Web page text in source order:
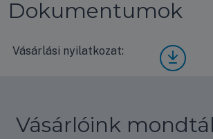
Dokumentumok
Vásárlási nyilatkozat:
Vásá
rlási
Vásárlóink